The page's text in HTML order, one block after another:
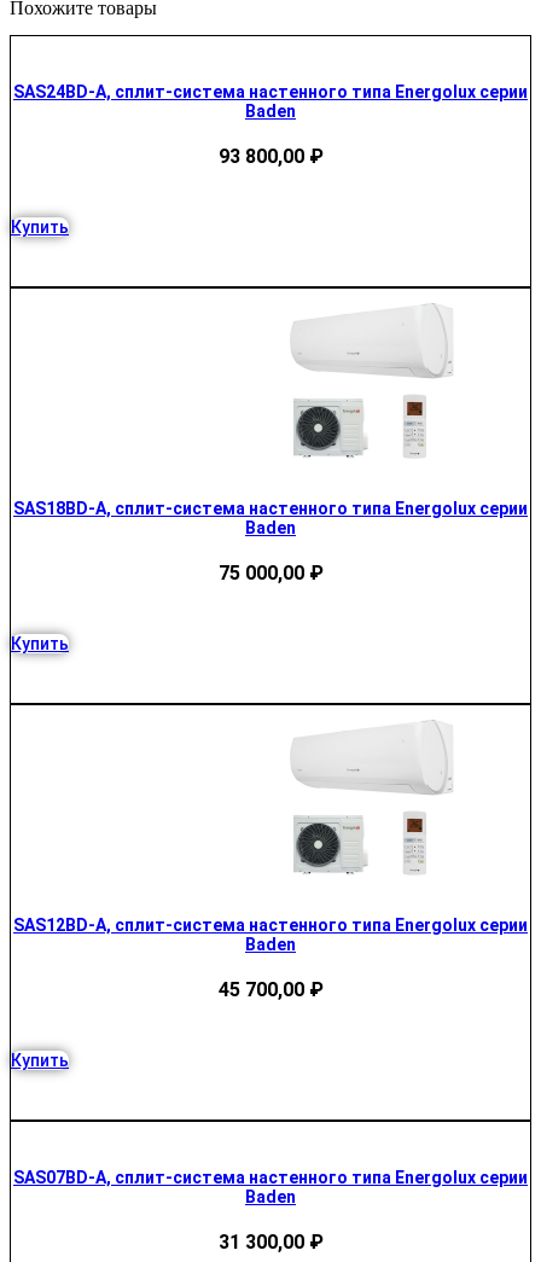
Похожите товары
SAS24BD-A, сплит-система настенного типа Energolux серии
Baden
93 800,00 ₽
Купить
SAS18BD-A, сплит-система настенного типа Energolux серии
Baden
75 000,00 ₽
Купить
SAS12BD-A, сплит-система настенного типа Energolux серии
Baden
45 700,00 ₽
Купить
SAS07BD-A, сплит-система настенного типа Energolux серии
Baden
31 300,00 ₽